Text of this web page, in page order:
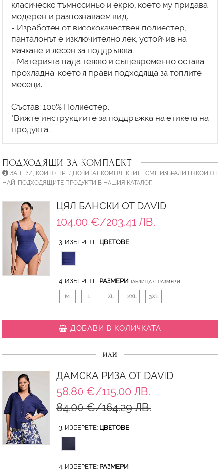
класическо тъмносиньо и екрю, което му придава
модерен и разпознаваем вид.
- Изработен от висококачествен полиестер,
панталонът е изключително лек, устойчив на
мачкане и лесен за поддръжка.
- Материята пада тежко и същевременно остава
прохладна, което я прави подходяща за топлите
месеци.
Състав: 100% Полиестер.
*Вижте инструкциите за поддръжка на етикета на
ПОДХОДЯЩИ ЗА КОМПЛЕКТ
ЗА ТЕЗИ, КОИТО ПРЕДПОЧИТАТ КОМПЛЕКТИТЕ СМЕ ИЗБРАЛИ НЯКОИ ОТ
НАЙ-ПОДХОДЯЩИТЕ ПРОДУКТИ В НАШИЯ КАТАЛОГ.
ЦЯЛ БАНСКИ ОТ DAVID
104.00 €/203.41 ЛВ.
3. ИЗБЕРЕТЕ: ЦВЕТОВЕ
4. ИЗБЕРЕТЕ: РАЗМЕРИ ТАБЛИЦА С РАЗМЕРИ
M L XL 2XL 3XL
ДОБАВИ В КОЛИЧКАТА
ИЛИ
ДАМСКА РИЗА ОТ DAVID
58.80 €/115.00 ЛВ.
84.00 €/164.29 ЛВ.
3. ИЗБЕРЕТЕ: ЦВЕТОВЕ
4. ИЗБЕРЕТЕ: РАЗМЕРИ